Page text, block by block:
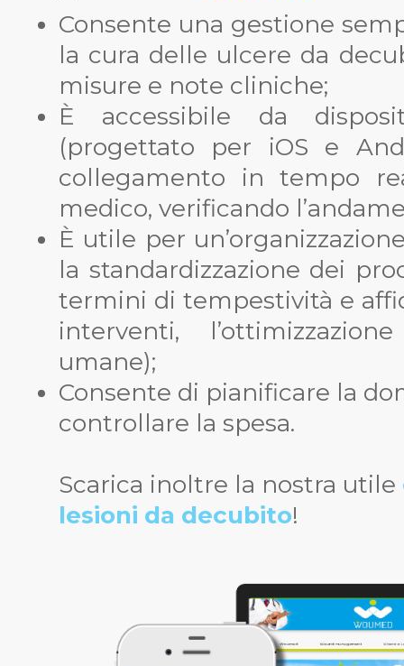
Consente una gestione
la cura delle ulcere da
misure e note cliniche;
È accessibile da
(progettato per iOS e
collegamento in tempo
medico, verificando
È utile per
la standardizzazione dei
termini di tempestività e
interventi,
umane);
Consente di pianificare la
controllare la spesa.
Scarica inoltre la nostra utile
lesioni da decubito!